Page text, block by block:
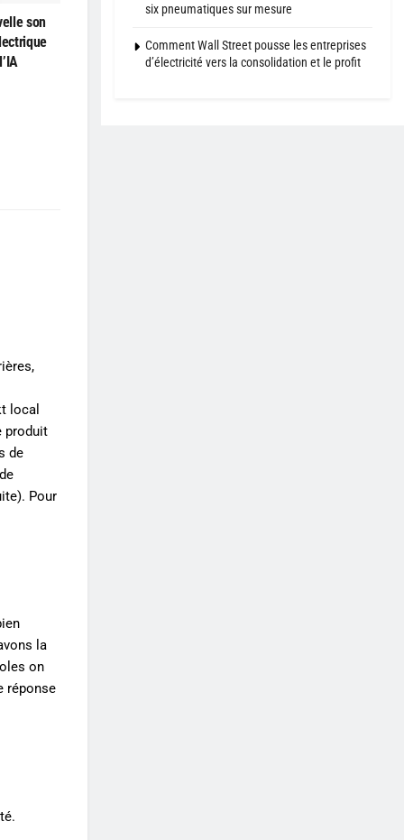
son
local
produit
de
Pour
la
on
réponse
six pneumatiques sur mesure
Comment Wall Street pousse les entreprises
d’électricité vers la consolidation et le profit